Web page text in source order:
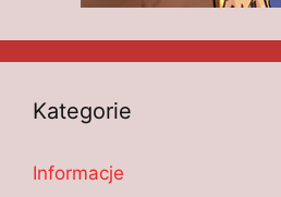
Kategorie
Informacje